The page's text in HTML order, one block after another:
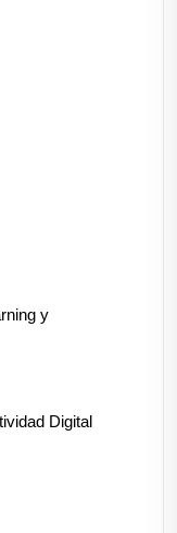
y
Digital